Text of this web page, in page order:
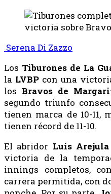
Serena Di Zazzo
Los Tiburones de La
la LVBP con una
los Bravos de
segundo triunfo
tienen marca de 10-11,
tienen récord de 11-10.
El abridor Luis Arejula
victoria de la
innings completos,
carrera permitida, con